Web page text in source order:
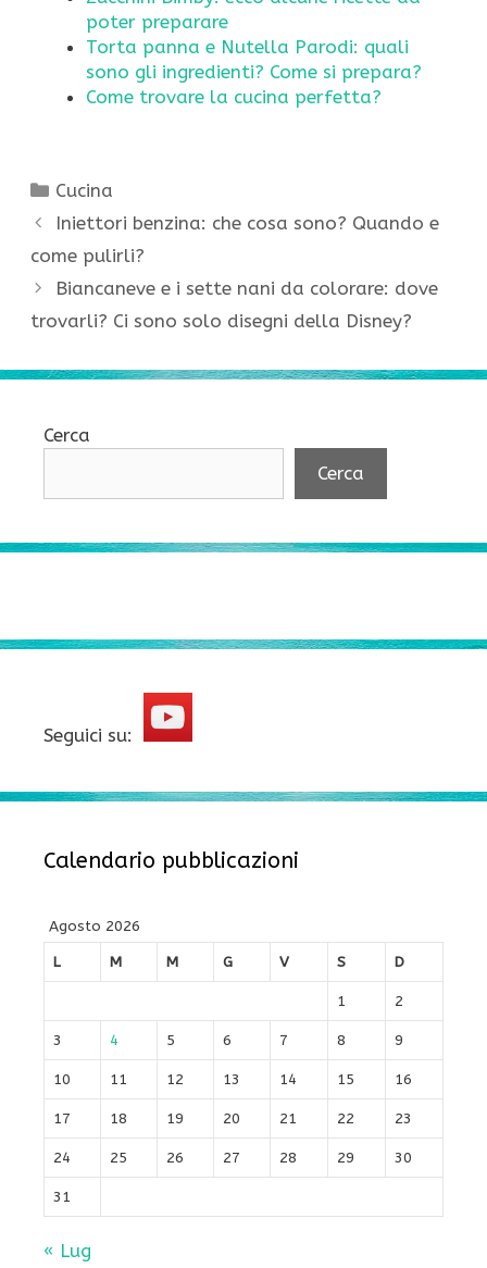
poter preparare
Torta panna e Nutella Parodi: quali
sono gli ingredienti? Come si prepara?
Come trovare la cucina perfetta?
Categorie
Cucina
Iniettori benzina: che cosa sono? Quando e
come pulirli?
Biancaneve e i sette nani da colorare: dove
trovarli? Ci sono solo disegni della Disney?
Cerca
Cerca
Seguici su:
Calendario pubblicazioni
Agosto 2026
L
M M G V S D
1 2
3 4 5 6 7 8 9
10 11 12 13 14 15 16
17 18 19 20 21 22 23
24 25 26 27 28 29 30
31
« Lug